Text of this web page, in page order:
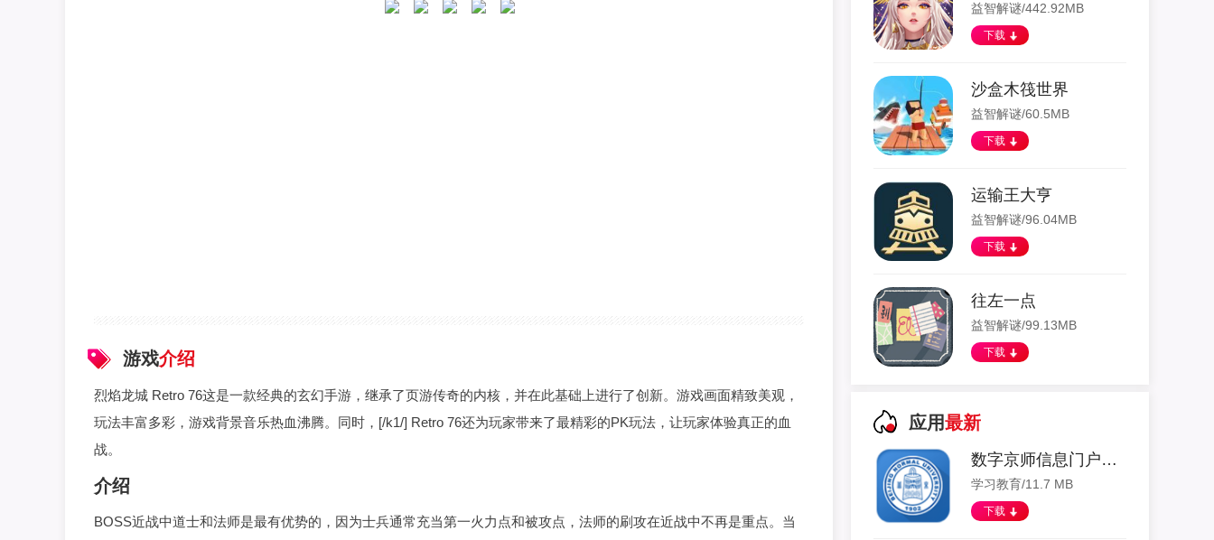
游戏介绍
烈焰龙城 Retro 76这是一款经典的玄幻手游，继承了页游传奇的内核，并在此基础上进行了创新。游戏画面精致美观，
玩法丰富多彩，游戏背景音乐热血沸腾。同时，[/k1/] Retro 76还为玩家带来了最精彩的PK玩法，让玩家体验真正的血
战。
介绍
BOSS近战中道士和法师是最有优势的，因为士兵通常充当第一火力点和被攻点，法师的刷攻在近战中不再是重点。当
益智解谜/442.92MB
下载
沙盒木筏世界
益智解谜/60.5MB
下载
运输王大亨
益智解谜/96.04MB
下载
往左一点
益智解谜/99.13MB
下载
应用最新
数字京师信息门户app 1.1.3 安卓版
学习教育/11.7 MB
下载